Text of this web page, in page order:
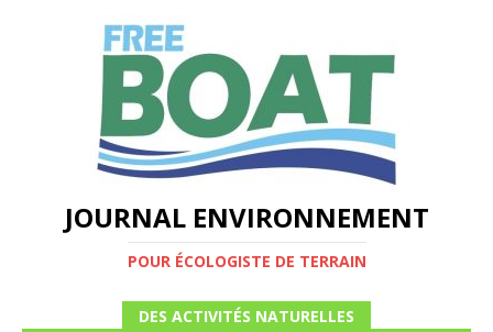
JOURNAL ENVIRONNEMENT
POUR ÉCOLOGISTE DE TERRAIN
DES ACTIVITÉS NATURELLES